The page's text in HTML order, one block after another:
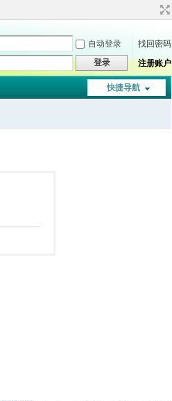
自动登录
找回密码
登录 注册账户
快捷导航